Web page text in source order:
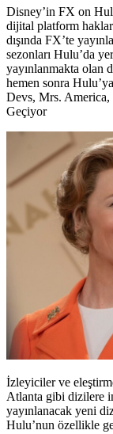
Disney’in FX on
dijital platform
dışında FX’te
sezonları Hulu’da
yayınlanmakta olan
hemen sonra
Devs, Mrs. America,
Geçiyor
İzleyiciler ve
Atlanta gibi dizilere
yayınlanacak yeni
Hulu’nun özellikle